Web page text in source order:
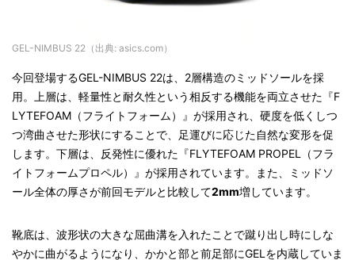
GEL-NIMBUS 22（出典: asics.com）
今回登場するGEL-NIMBUS 22は、2層構造のミッドソールを採
用。上層は、軽量性と耐久性という相反する機能を両立させた『F
LYTEFOAM（フライトフォーム）』が採用され、硬度を低くしつ
つ湾曲させた形状にすることで、足運びに応じた自然な変形を促
します。下層は、反発性に優れた『FLYTEFOAM PROPEL（フラ
イトフォームプロペル）』が採用されています。また、ミッドソ
ール全体の厚さが前回モデルと比較して2mm増しています。
靴底は、波形状の大きな屈曲溝を入れたことで蹴り出し時にしな
やかに曲がるようになり、かかと部と前足部にGELを内蔵していま